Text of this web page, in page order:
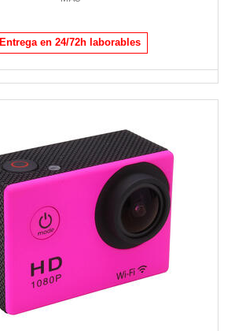
Entrega en 24/72h laborables